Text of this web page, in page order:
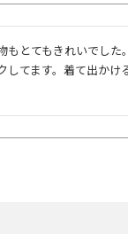
とてもきれいでし
てます。着て出かけ